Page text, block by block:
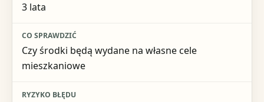
3 lata
Czy środki będą wydane na własne cele
mieszkaniowe